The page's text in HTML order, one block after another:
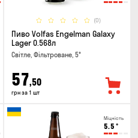
(0)
Пиво Volfas Engelman Galaxy
Lager 0.568л
Світле, Фільтроване, 5°
57,50
грн за 1 шт
Міцність
5.5 °